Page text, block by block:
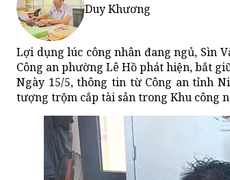
Duy Khương
Lợi dụng lúc công nhân đang ngủ, Sìn
Công an phường Lê Hồ phát hiện, bắt
Ngày 15/5, thông tin từ Công an tỉnh
tượng trộm cắp tài sản trong Khu công